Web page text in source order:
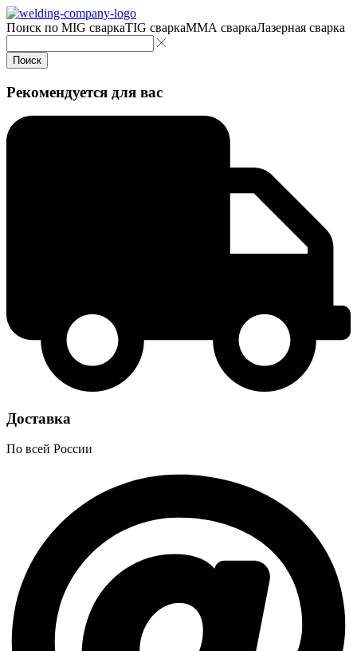
Поиск по MIG сваркаTIG сваркаMMA сваркаЛазерная сварка
Поиск
Рекомендуется для вас
Доставка
По всей России